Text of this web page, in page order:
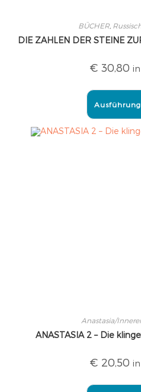
BÜCHER,
DIE ZAHLEN DER STEINE
€ 30,80
Anastasia/
ANASTASIA 2 – Die
€ 20,50